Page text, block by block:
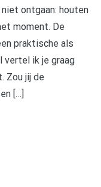
ontgaan: houten
moment. De
praktische als
vertel ik je graag
Zou jij de
[…]